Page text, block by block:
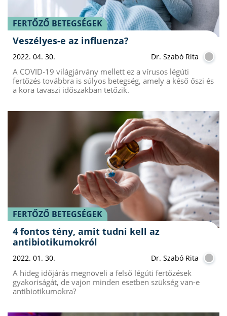
FERTŐZŐ BETEGSÉGEK
Veszélyes-e az influenza?
2022. 04. 30. Dr. Szabó Rita
A COVID-19 világjárvány mellett ez a vírusos légúti
fertőzés továbbra is súlyos betegség, amely a késő őszi és
a kora tavaszi időszakban tetőzik.
FERTŐZŐ BETEGSÉGEK
4 fontos tény, amit tudni kell az
antibiotikumokról
2022. 01. 30. Dr. Szabó Rita
A hideg időjárás megnöveli a felső légúti fertőzések
gyakoriságát, de vajon minden esetben szükség van-e
antibiotikumokra?